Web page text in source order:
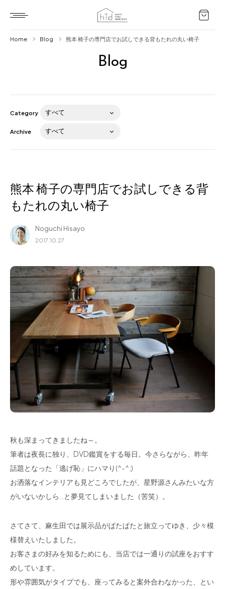
Blog
About us
for Business
Contact
フラッグシップストア
0965-52-0323
熊本店
096-274-8175
Blog
Home Blog 熊本 椅子の専門店でお試しできる背もたれの丸い椅子
Category
Archive
熊本 椅子の専門店でお試しできる背
もたれの丸い椅子
Noguchi Hisayo
2017.10.27
秋も深まってきましたね～。
筆者は夜長に独り、DVD鑑賞をする毎日。今さらながら、昨年
話題となった「逃げ恥」にハマり(^-^;)
お洒落なインテリアも見どころでしたが、星野源さんみたいな方
がいないかしら…と夢見てしまいました（苦笑）。
さてさて、麻生田では展示品がぱたぱたと旅立ってゆき、少々模
様替えいたしました。
お客さまの好みを知るためにも、当店では一通りの試座をおすす
めしています。
形や雰囲気がタイプでも、座ってみると案外合わなかった、とい